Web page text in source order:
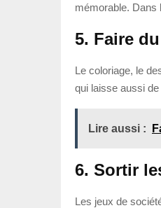
mémorable. Dans
5. Faire
Le coloriage, le
qui laisse aussi
Lire aussi :
6. Sortir
Les jeux de